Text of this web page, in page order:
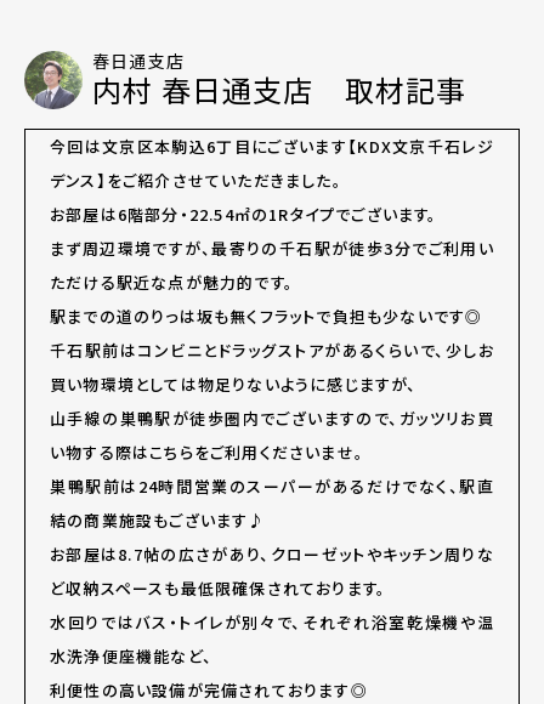
春日通支店
内村 春日通支店 取材記事
今回は文京区本駒込6丁目にございます【KDX文京千石レジ
デンス】をご紹介させていただきました。
お部屋は6階部分・22.54㎡の1Rタイプでございます。
まず周辺環境ですが、最寄りの千石駅が徒歩3分でご利用い
ただける駅近な点が魅力的です。
駅までの道のりっは坂も無くフラットで負担も少ないです◎
千石駅前はコンビニとドラッグストアがあるくらいで、少しお
買い物環境としては物足りないように感じますが、
山手線の巣鴨駅が徒歩圏内でございますので、ガッツリお買
い物する際はこちらをご利用くださいませ。
巣鴨駅前は24時間営業のスーパーがあるだけでなく、駅直
結の商業施設もございます♪
お部屋は8.7帖の広さがあり、クローゼットやキッチン周りな
ど収納スペースも最低限確保されております。
水回りではバス・トイレが別々で、それぞれ浴室乾燥機や温
水洗浄便座機能など、
利便性の高い設備が完備されております◎